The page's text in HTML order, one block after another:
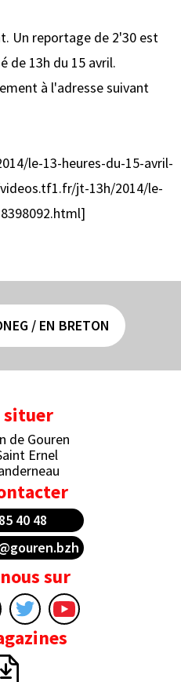
Un reportage de 2'30 est
de 13h du 15 avril.
à l'adresse suivant
le-13-heures-du-15-avril-
jt-13h/2014/le-
/ EN BRETON
situer
de Gouren
Ernel
40 48
sur